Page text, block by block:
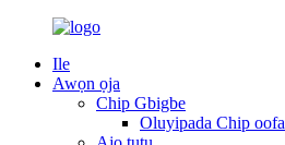
Ile
Awọn ọja
Chip Gbigbe
Oluyipada Chip oofa